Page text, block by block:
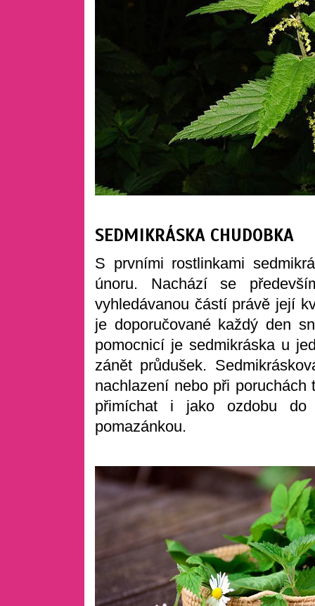
SEDMIKRÁSKA CHUDOBKA
S prvními rostlinkami
únoru. Nachází se
vyhledávanou částí právě její
je doporučované každý den
pomocnicí je sedmikráska u
zánět průdušek.
nachlazení nebo při
přimíchat i jako ozdobu
pomazánkou.